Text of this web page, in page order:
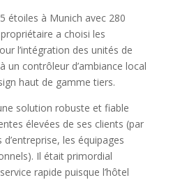
étoiles à Munich avec 280
a choisi les
l’intégration des unités de
un contrôleur d’ambiance local
haut de gamme tiers.
solution robuste et fiable
élevées de ses clients (par
les équipages
Il était primordial
rapide puisque l’hôtel